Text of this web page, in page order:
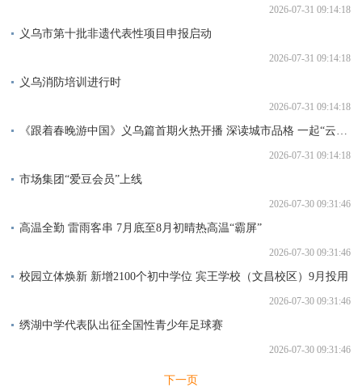
2026-07-31 09:14:18
义乌市第十批非遗代表性项目申报启动
2026-07-31 09:14:18
义乌消防培训进行时
2026-07-31 09:14:18
《跟着春晚游中国》义乌篇首期火热开播 深读城市品格 一起“云游”义乌
2026-07-31 09:14:18
市场集团“爱豆会员”上线
2026-07-30 09:31:46
高温全勤 雷雨客串 7月底至8月初晴热高温“霸屏”
2026-07-30 09:31:46
校园立体焕新 新增2100个初中学位 宾王学校（文昌校区）9月投用
2026-07-30 09:31:46
绣湖中学代表队出征全国性青少年足球赛
2026-07-30 09:31:46
下一页